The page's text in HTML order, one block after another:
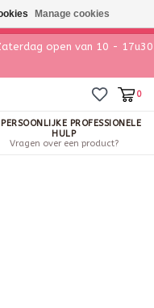
open van 10 - 17u30
0
PROFESSIONELE
HULP
Vragen over een product?
Manage cookies